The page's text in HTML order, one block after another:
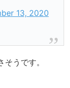
13, 2020
うです。